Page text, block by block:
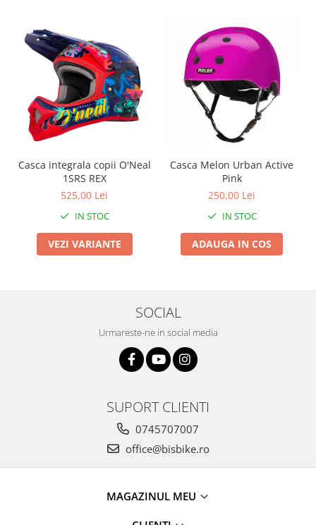
Casca integrala copii O'Neal
1SRS REX
525,00 Lei
IN STOC
VEZI VARIANTE
Casca Melon Urban Active
Pink
250,00 Lei
IN STOC
ADAUGA IN COS
SOCIAL
Urmareste-ne in social media
SUPORT CLIENTI
0745707007
office@bisbike.ro
MAGAZINUL MEU